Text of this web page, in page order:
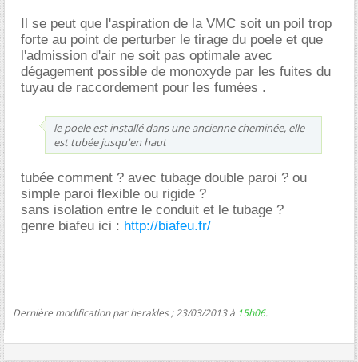
Il se peut que l'aspiration de la VMC soit un poil trop
forte au point de perturber le tirage du poele et que
l'admission d'air ne soit pas optimale avec
dégagement possible de monoxyde par les fuites du
tuyau de raccordement pour les fumées .
le poele est installé dans une ancienne cheminée, elle
est tubée jusqu'en haut
tubée comment ? avec tubage double paroi ? ou
simple paroi flexible ou rigide ?
sans isolation entre le conduit et le tubage ?
genre biafeu ici : http://biafeu.fr/
Dernière modification par herakles ; 23/03/2013 à 15h06.